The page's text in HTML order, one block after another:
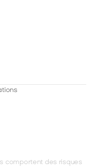
comportent des risques